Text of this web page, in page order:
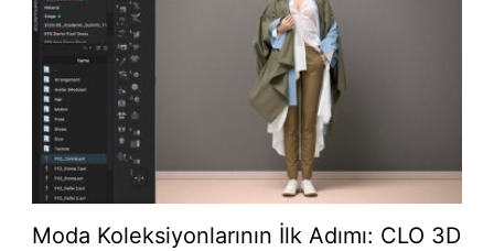
Moda Koleksiyonlarının İlk Adımı: CLO 3D